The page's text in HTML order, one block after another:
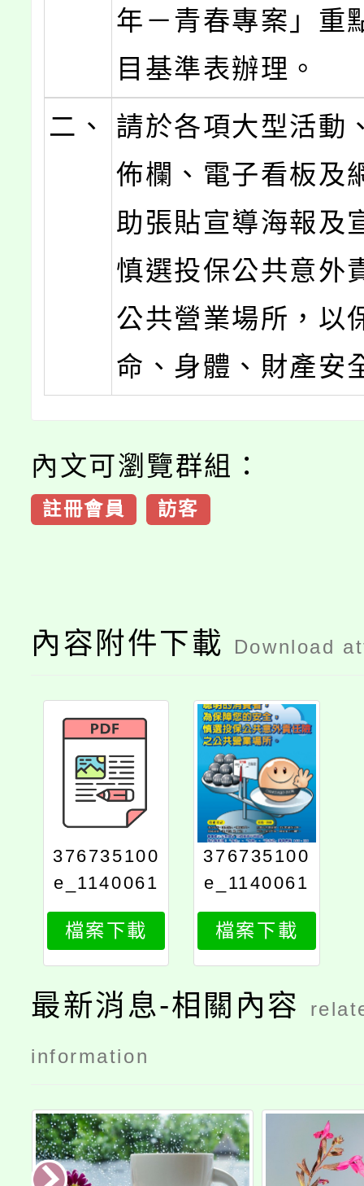
年－青春專案」重
目基準表辦理。
二、
請於各項大型活動
佈欄、電子看板及
助張貼宣導海報及
慎選投保公共意外
公共營業場所，以
命、身體、財產安
內文可瀏覽群組：
註冊會員 訪客
內容附件下載 Download
376735100
e_1140061
949_attach
2
檔案下載
376735100
e_1140061
949_attach
1
檔案下載
最新消息-相關內容
information